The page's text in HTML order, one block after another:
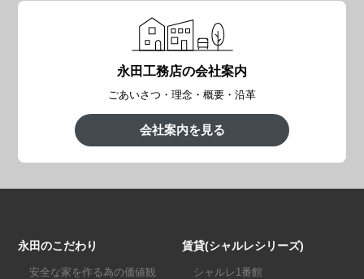
永田工務店の会社案内
ごあいさつ・理念・概要・沿革
会社案内を見る
永田のこだわり
安全な家を作る為の価値観
賃貸(シャルレシリーズ)
シャルレ1番館